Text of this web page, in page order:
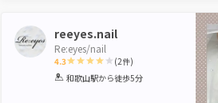
reeyes.nail
Re:eyes/nail
4.3
1 2 3 4 5
(2件)
和歌山駅から徒歩5分